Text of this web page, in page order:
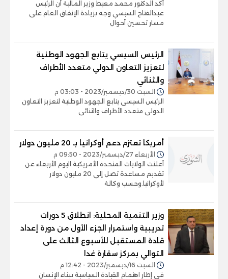
أكد الدكتور محمد معيط وزير المالية أن الرئيس
عبدالفتاح السيسي وجه بزيادة الإنفاق العام على
مسار تحسين أحوال
الرئيس السيسي يتابع الجهود الوطنية
لتعزيز التعاون الدولي متعدد الأطراف
والثنائي
السبت 30/ديسمبر/2023 - 03:03 م
الرئيس السيسى يتابع الجهود الوطنية لتعزيز التعاون
الدولى متعدد الأطراف والثنائى
أمريكا تعتزم دعم أوكرانيا بـ 20 مليون دولار
الأربعاء 27/ديسمبر/2023 - 09:50 م
أعلنت الولايات المتحدة الأمريكية اليوم الأربعاء عن
تقديم مساعدة تصل إلى 20 مليون دولار
لأوكرانيا.وحسب وكالة
وزير التنمية المحلية: انطلاق 5 دورات
تدريبية واستمرار الجزء الأول من دورة إعداد
قادة المستقبل للأسبوع الثالث على
التوالي بمركز سقارة غدا
السبت 16/ديسمبر/2023 - 12:42 م
في إطار اهتمام القيادة السياسية ببناء الإنسان